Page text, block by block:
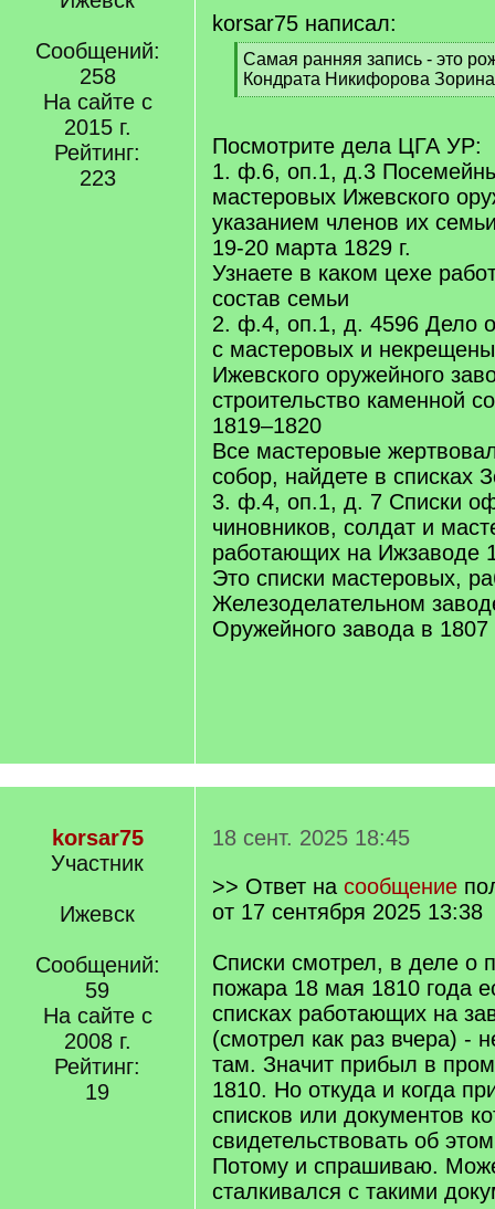
Сообщений:
258
На сайте с
2015 г.
Рейтинг:
223
korsar75 написал:
[
q
]
Самая ранняя запись - это
Кондрата Никифорова
[
q
]
Посмотрите дела ЦГА УР:
1. ф.6, оп.1, д.3
мастеровых Ижевского
указанием членов их
19-20 марта 1829 г.
Узнаете в каком цехе
состав семьи
2. ф.4, оп.1, д. 4596 Дело
с мастеровых и
Ижевского оружейного
строительство каменной
1819–1820
Все мастеровые
собор, найдете в списках
3. ф.4, оп.1, д. 7 Списки
чиновников, солдат и
работающих на Ижзаводе
Это списки мастеровых,
Железоделательном
Оружейного завода в 1807
korsar75
Участник
Ижевск
Сообщений:
59
На сайте с
2008 г.
Рейтинг:
19
18 сент. 2025 18:45
>> Ответ на сообщение
от 17 сентября 2025 13:38
Списки смотрел, в деле о
пожара 18 мая 1810 года
списках работающих на
(смотрел как раз вчера) -
там. Значит прибыл в
1810. Но откуда и когда
списков или документов
свидетельствовать об
Потому и спрашиваю.
сталкивался с такими